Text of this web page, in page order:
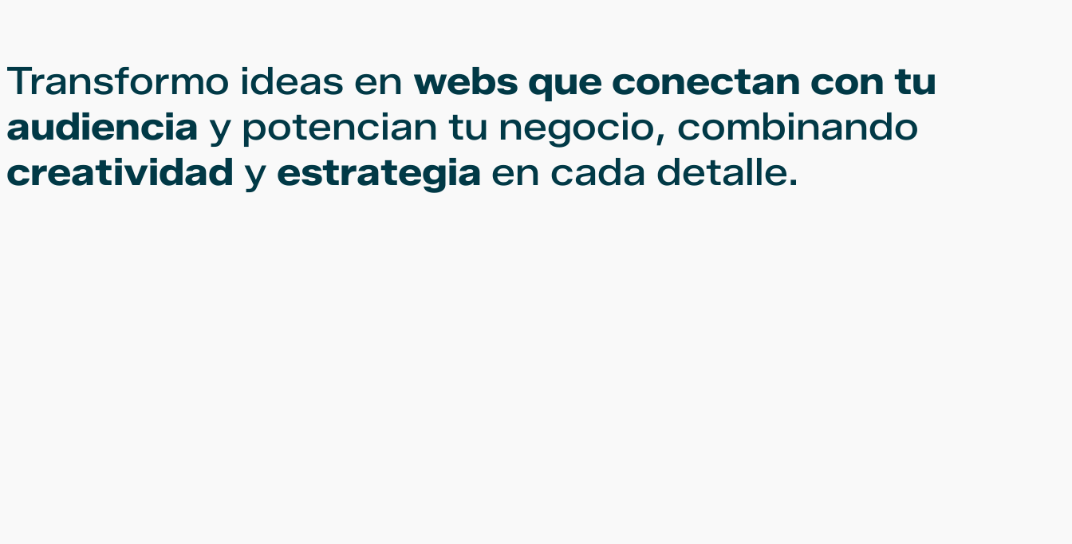
Transformo ideas en webs que conectan con tu
audiencia y potencian tu negocio, combinando
creatividad y estrategia en cada detalle.